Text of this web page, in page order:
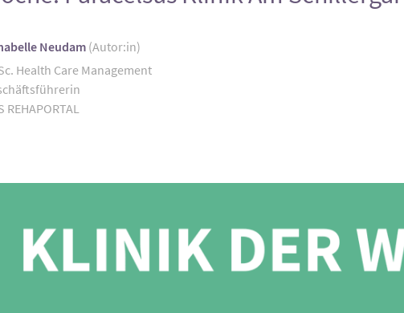
Neudam (Autor:in)
Health Care Management
REHAPORTAL